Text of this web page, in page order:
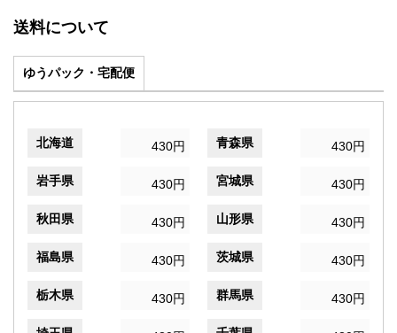
送料について
ゆうパック・宅配便
北海道 430円 青森県 430円
岩手県 430円 宮城県 430円
秋田県 430円 山形県 430円
福島県 430円 茨城県 430円
栃木県 430円 群馬県 430円